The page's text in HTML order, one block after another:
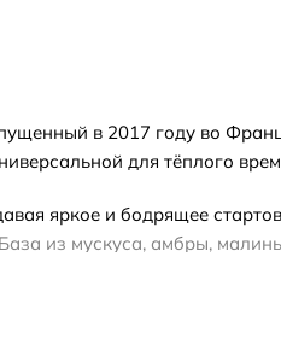
в 2017 году во
для тёплого
яркое и бодрящее
из мускуса, амбры,